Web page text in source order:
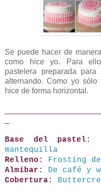
Se puede hacer de
como hice yo. Para
pastelera preparada
alternando. Como yo
hice de forma horizontal.
Base del pastel:
mantequilla
Relleno:
Frosting
Almíbar:
De café y
Cobertura: